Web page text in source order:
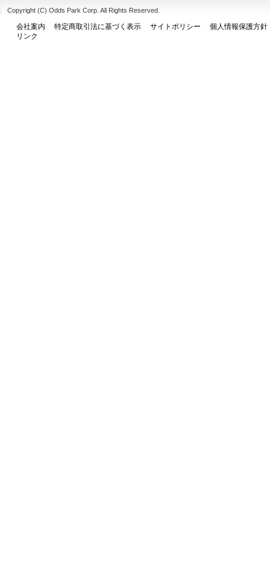
Copyright (C) Odds Park Corp. All Rights Reserved.
会社案内 特定商取引法に基づく表示 サイトポリシー
個人情報保護方針
リンク